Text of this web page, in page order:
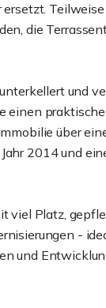
ersetzt.
die
und
einen
über
2014 und
viel Platz,
-
und